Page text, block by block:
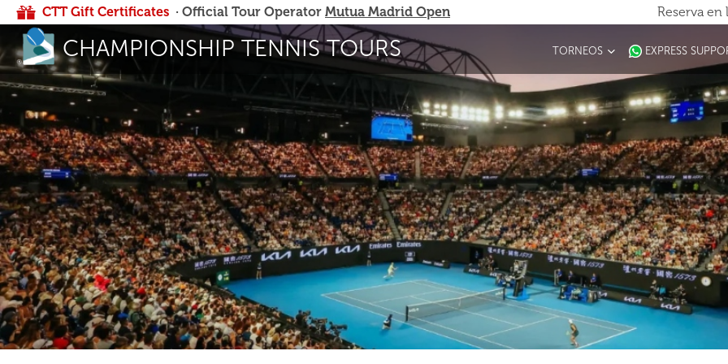
CTT Gift Certificates · Official Tour Operator Mutua Madrid Open Reserva
CHAMPIONSHIP TENNIS TOURS TORNEOS EXPRESS